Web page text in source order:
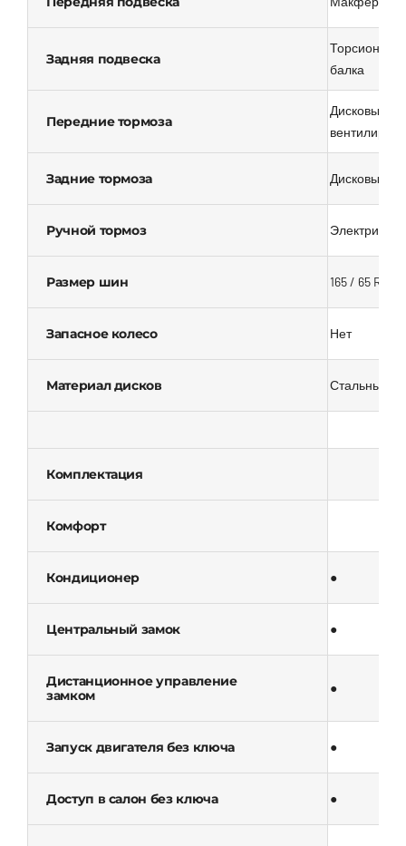
Задняя подвеска
Торсионная
балка
Передние тормоза
Дисковые
Задние тормоза Дисковые
Ручной тормоз
Размер шин 165 / 65 R15
Запасное колесо Нет
Материал дисков Стальные
Комплектация
Комфорт
Кондиционер ●
Центральный замок ●
Дистанционное управление
замком
●
Запуск двигателя без ключа ●
Доступ в салон без ключа ●